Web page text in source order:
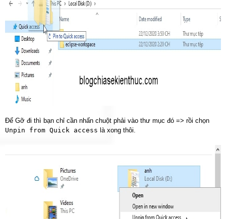
Để Gỡ đi thì bạn chỉ cần nhấn chuột phải vào thư mục đó => rồi chọn
Unpin from Quick access là xong thôi.